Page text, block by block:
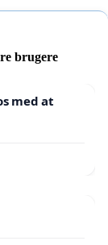
brugere
med at